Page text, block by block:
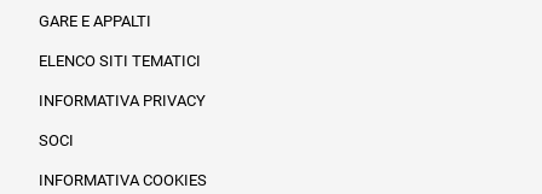
GARE E APPALTI
ELENCO SITI TEMATICI
INFORMATIVA PRIVACY
SOCI
INFORMATIVA COOKIES